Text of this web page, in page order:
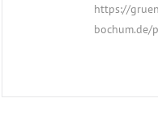
https://
bochum.de/